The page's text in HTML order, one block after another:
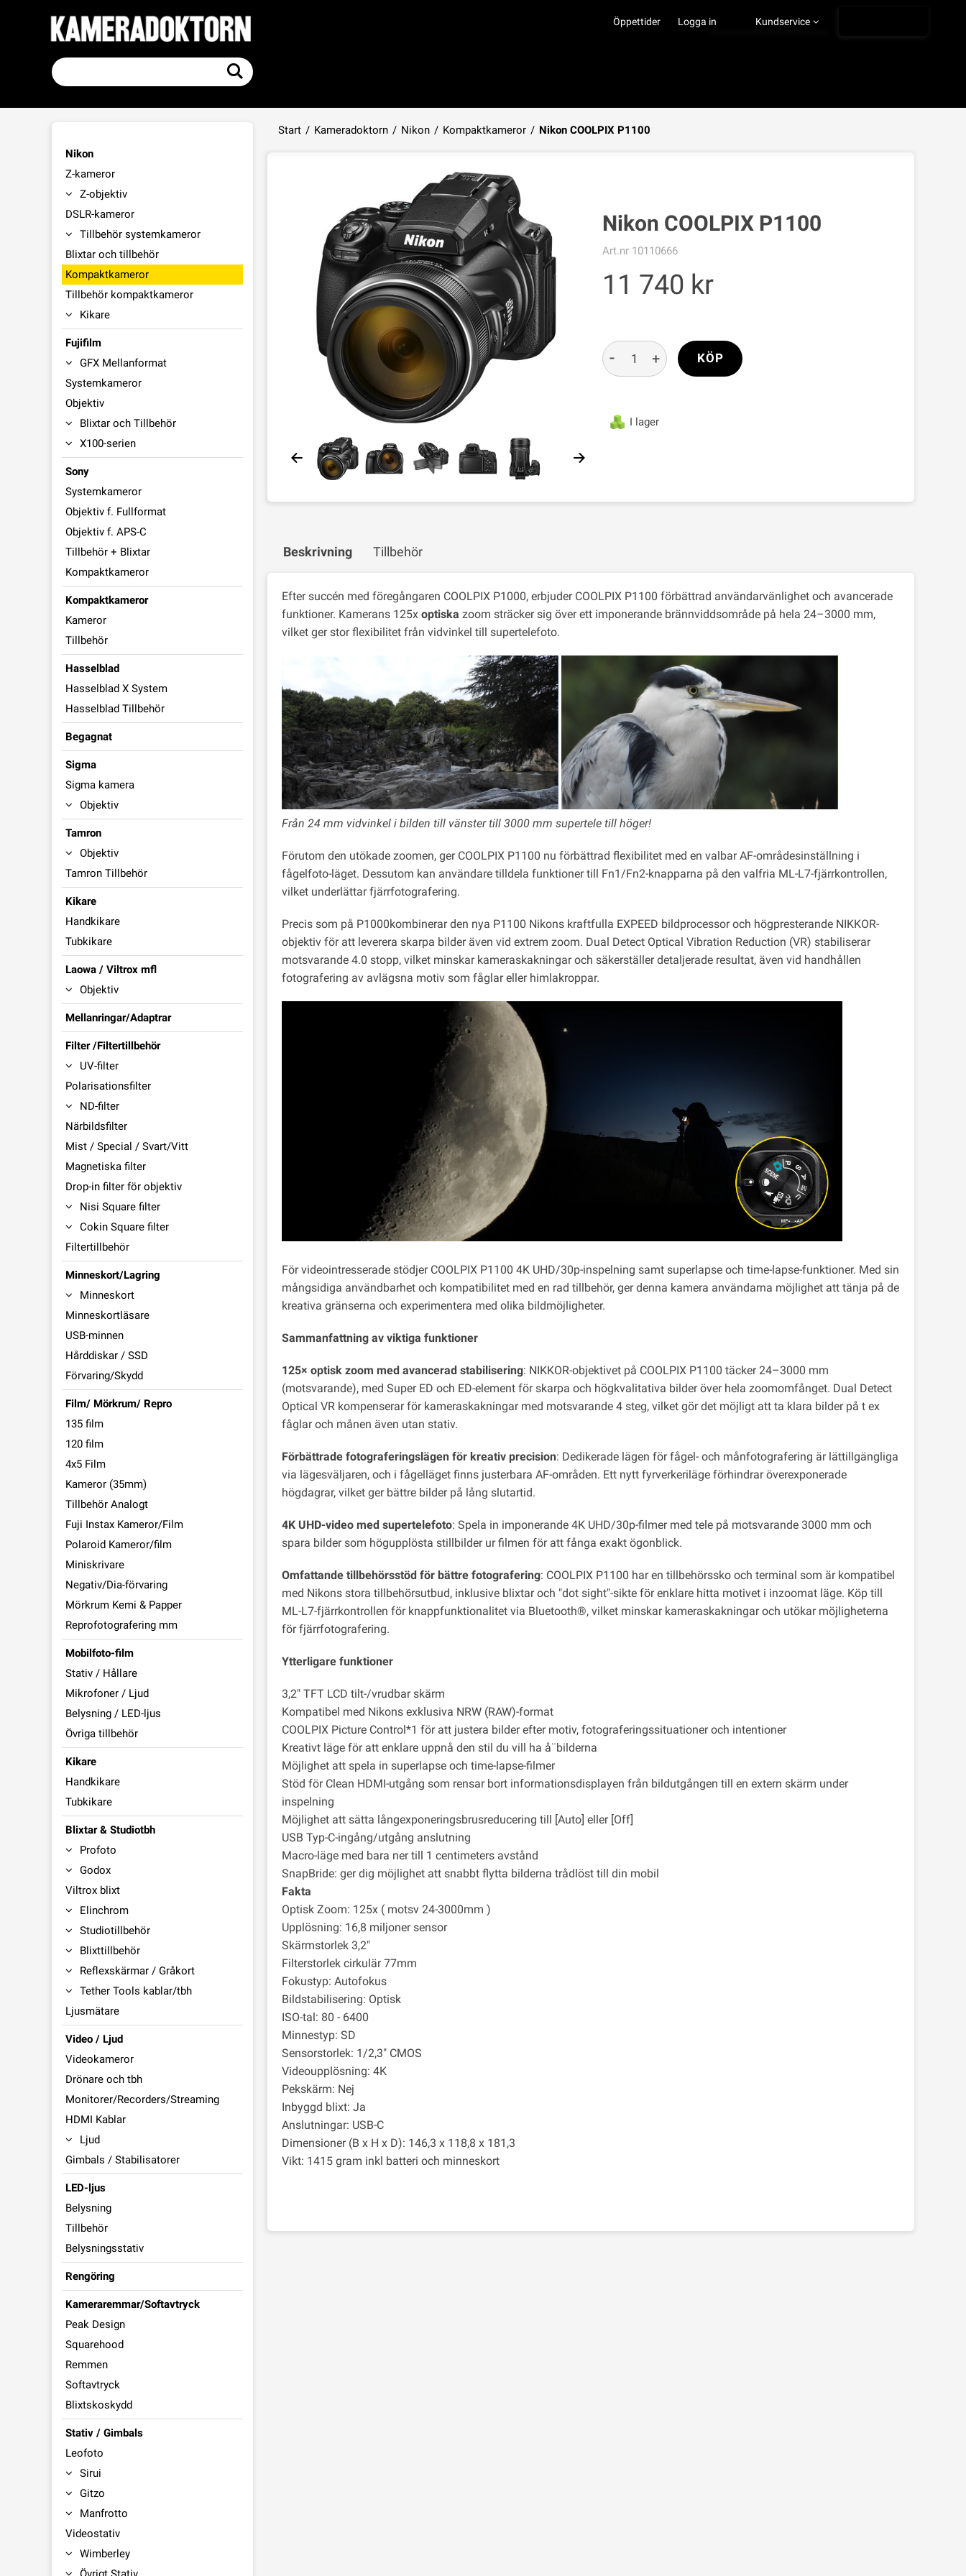
Öppettider Kundservice
Ångra köp
Logga in
Start / Kameradoktorn / Nikon / Kompaktkameror / Nikon COOLPIX P1100
Nikon
Z-kameror
Z-objektiv
DSLR-kameror
Tillbehör systemkameror
Blixtar och tillbehör
Kompaktkameror
Tillbehör kompaktkameror
Kikare
Fujifilm
GFX Mellanformat
Systemkameror
Objektiv
Blixtar och Tillbehör
X100-serien
Sony
Systemkameror
Objektiv f. Fullformat
Objektiv f. APS-C
Tillbehör + Blixtar
Kompaktkameror
Kompaktkameror
Kameror
Tillbehör
Hasselblad
Hasselblad X System
Hasselblad Tillbehör
Begagnat
Sigma
Sigma kamera
Objektiv
Tamron
Objektiv
Tamron Tillbehör
Kikare
Handkikare
Tubkikare
Laowa / Viltrox mfl
Objektiv
Mellanringar/Adaptrar
Filter /Filtertillbehör
UV-filter
Polarisationsfilter
ND-filter
Närbildsfilter
Mist / Special / Svart/Vitt
Magnetiska filter
Drop-in filter för objektiv
Nisi Square filter
Cokin Square filter
Filtertillbehör
Minneskort/Lagring
Minneskort
Minneskortläsare
USB-minnen
Hårddiskar / SSD
Förvaring/Skydd
Film/ Mörkrum/ Repro
135 film
120 film
4x5 Film
Kameror (35mm)
Tillbehör Analogt
Fuji Instax Kameror/Film
Polaroid Kameror/film
Miniskrivare
Negativ/Dia-förvaring
Mörkrum Kemi & Papper
Reprofotografering mm
Mobilfoto-film
Stativ / Hållare
Mikrofoner / Ljud
Belysning / LED-ljus
Övriga tillbehör
Kikare
Handkikare
Tubkikare
Blixtar & Studiotbh
Profoto
Godox
Viltrox blixt
Elinchrom
Studiotillbehör
Blixttillbehör
Reflexskärmar / Gråkort
Tether Tools kablar/tbh
Ljusmätare
Video / Ljud
Videokameror
Drönare och tbh
Monitorer/Recorders/Streaming
HDMI Kablar
Ljud
Gimbals / Stabilisatorer
LED-ljus
Belysning
Tillbehör
Belysningsstativ
Rengöring
Kameraremmar/Softavtryck
Peak Design
Squarehood
Remmen
Softavtryck
Blixtskoskydd
Stativ / Gimbals
Leofoto
Sirui
Gitzo
Manfrotto
Videostativ
Wimberley
Nikon COOLPIX P1100
Art.nr 10110666
11 740
I lager
- + KÖP
Beskrivning Tillbehör
Efter succén med föregångaren COOLPIX P1000, erbjuder COOLPIX P1100 förbättrad användarvänlighet och avancerade
funktioner. Kamerans 125x optiska zoom sträcker sig över ett imponerande brännviddsområde på hela 24–3000 mm,
vilket ger stor flexibilitet från vidvinkel till supertelefoto.
Från 24 mm vidvinkel i bilden till vänster till 3000 mm supertele till höger!
Förutom den utökade zoomen, ger COOLPIX P1100 nu förbättrad flexibilitet med en valbar AF-områdesinställning i
fågelfoto-läget. Dessutom kan användare tilldela funktioner till Fn1/Fn2-knapparna på den valfria ML-L7-fjärrkontrollen,
vilket underlättar fjärrfotografering.
Precis som på P1000kombinerar den nya P1100 Nikons kraftfulla EXPEED bildprocessor och högpresterande NIKKOR-
objektiv för att leverera skarpa bilder även vid extrem zoom. Dual Detect Optical Vibration Reduction (VR) stabiliserar
motsvarande 4.0 stopp, vilket minskar kameraskakningar och säkerställer detaljerade resultat, även vid handhållen
fotografering av avlägsna motiv som fåglar eller himlakroppar.
För videointresserade stödjer COOLPIX P1100 4K UHD/30p-inspelning samt superlapse och time-lapse-funktioner. Med sin
mångsidiga användbarhet och kompatibilitet med en rad tillbehör, ger denna kamera användarna möjlighet att tänja på de
kreativa gränserna och experimentera med olika bildmöjligheter.
Sammanfattning av viktiga funktioner
125× optisk zoom med avancerad stabilisering: NIKKOR-objektivet på COOLPIX P1100 täcker 24–3000 mm
(motsvarande), med Super ED och ED-element för skarpa och högkvalitativa bilder över hela zoomomfånget. Dual Detect
Optical VR kompenserar för kameraskakningar med motsvarande 4 steg, vilket gör det möjligt att ta klara bilder på t ex
fåglar och månen även utan stativ.
Förbättrade fotograferingslägen för kreativ precision: Dedikerade lägen för fågel- och månfotografering är lättillgängliga
via lägesväljaren, och i fågelläget finns justerbara AF-områden. Ett nytt fyrverkeriläge förhindrar överexponerade
högdagrar, vilket ger bättre bilder på lång slutartid.
4K UHD-video med supertelefoto: Spela in imponerande 4K UHD/30p-filmer med tele på motsvarande 3000 mm och
spara bilder som högupplösta stillbilder ur filmen för att fånga exakt ögonblick.
Omfattande tillbehörsstöd för bättre fotografering: COOLPIX P1100 har en tillbehörssko och terminal som är kompatibel
med Nikons stora tillbehörsutbud, inklusive blixtar och "dot sight"-sikte för enklare hitta motivet i inzoomat läge. Köp till
ML-L7-fjärrkontrollen för knappfunktionalitet via Bluetooth®, vilket minskar kameraskakningar och utökar möjligheterna
för fjärrfotografering.
Ytterligare funktioner
3,2" TFT LCD tilt-/vrudbar skärm
Kompatibel med Nikons exklusiva NRW (RAW)-format
COOLPIX Picture Control*1 för att justera bilder efter motiv, fotograferingssituationer och intentioner
Kreativt läge för att enklare uppnå den stil du vill ha å¨bilderna
Möjlighet att spela in superlapse och time-lapse-filmer
Stöd för Clean HDMI-utgång som rensar bort informationsdisplayen från bildutgången till en extern skärm under
inspelning
Möjlighet att sätta långexponeringsbrusreducering till [Auto] eller [Off]
USB Typ-C-ingång/utgång anslutning
Macro-läge med bara ner till 1 centimeters avstånd
SnapBride: ger dig möjlighet att snabbt flytta bilderna trådlöst till din mobil
Fakta
Optisk Zoom: 125x ( motsv 24-3000mm )
Upplösning: 16,8 miljoner sensor
Skärmstorlek 3,2"
Filterstorlek cirkulär 77mm
Fokustyp: Autofokus
Bildstabilisering: Optisk
ISO-tal: 80 - 6400
Minnestyp: SD
Sensorstorlek: 1/2,3" CMOS
Videoupplösning: 4K
Pekskärm: Nej
Inbyggd blixt: Ja
Anslutningar: USB-C
Dimensioner (B x H x D): 146,3 x 118,8 x 181,3
Vikt: 1415 gram inkl batteri och minneskort